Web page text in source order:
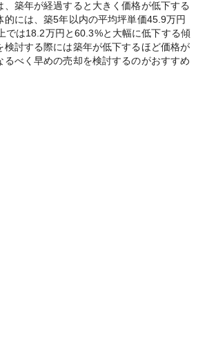
築年が経過すると大きく価格が低下する
的には、築5年以内の平均坪単価45.9万円
では18.2万円と60.3%と大幅に低下する傾
検討する際には築年が低下するほど価格が
るべく早めの売却を検討するのがおすすめ